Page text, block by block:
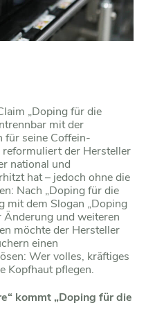
„Doping für die
mit der
für seine Coffein-
der Hersteller
national und
hat – jedoch ohne die
Nach „Doping für die
mit dem Slogan „Doping
Änderung und weiteren
möchte der Hersteller
einen
Wer volles, kräftiges
Kopfhaut pflegen.
kommt „Doping für die